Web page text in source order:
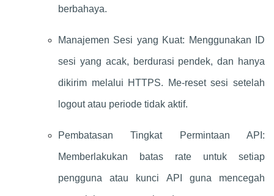
berbahaya.
Manajemen Sesi yang Kuat: Menggunakan ID
sesi yang acak, berdurasi pendek, dan hanya
dikirim melalui HTTPS. Me-reset sesi setelah
logout atau periode tidak aktif.
Pembatasan Tingkat Permintaan API:
Memberlakukan batas rate untuk setiap
pengguna atau kunci API guna mencegah